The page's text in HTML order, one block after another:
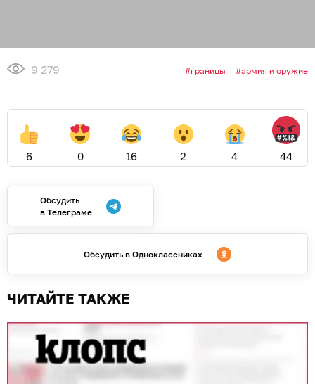
9 279 границы армия и оружие
6 0 16 2 4 44
Обсудить
в Телеграме
Обсудить в Одноклассниках
ЧИТАЙТЕ ТАКЖЕ